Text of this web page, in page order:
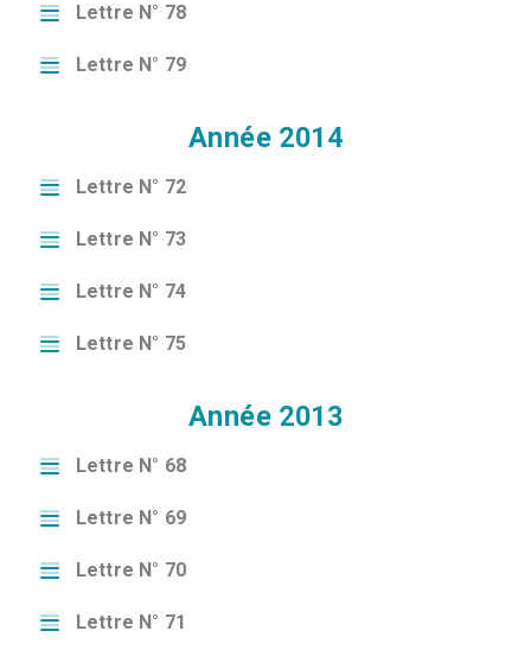
Lettre N° 78
Lettre N° 79
Année 2014
Lettre N° 72
Lettre N° 73
Lettre N° 74
Lettre N° 75
Année 2013
Lettre N° 68
Lettre N° 69
Lettre N° 70
Lettre N° 71